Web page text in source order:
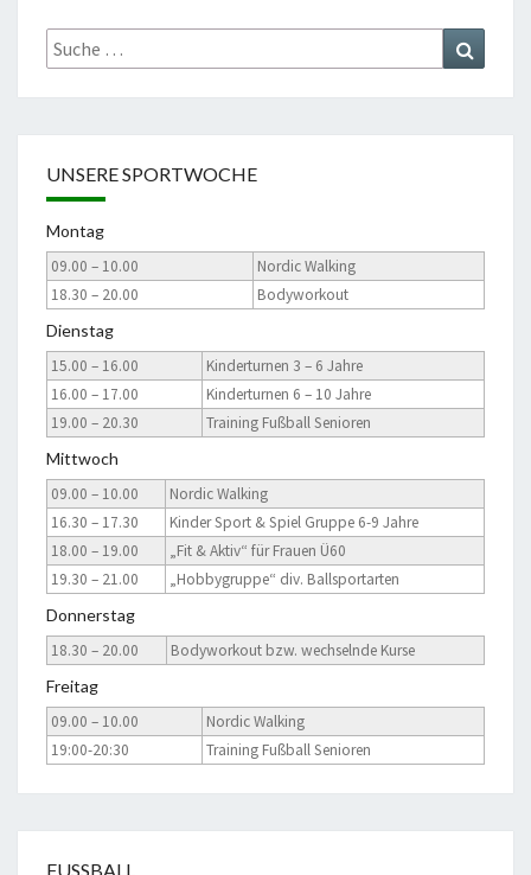
Suche
nach:
UNSERE SPORTWOCHE
Montag
09.00 – 10.00
Nordic Walking
18.30 – 20.00
Bodyworkout
Dienstag
15.00 – 16.00
Kinderturnen 3 – 6 Jahre
16.00 – 17.00
Kinderturnen 6 – 10 Jahre
19.00 – 20.30
Training Fußball Senioren
Mittwoch
09.00 – 10.00
Nordic Walking
16.30 – 17.30
Kinder Sport & Spiel Gruppe 6-9 Jahre
18.00 – 19.00
„Fit & Aktiv“ für Frauen Ü60
19.30 – 21.00
„Hobbygruppe“ div. Ballsportarten
Donnerstag
18.30 – 20.00
Bodyworkout bzw. wechselnde Kurse
Freitag
09.00 – 10.00
Nordic Walking
19:00-20:30
Training Fußball Senioren
FUSSBALL